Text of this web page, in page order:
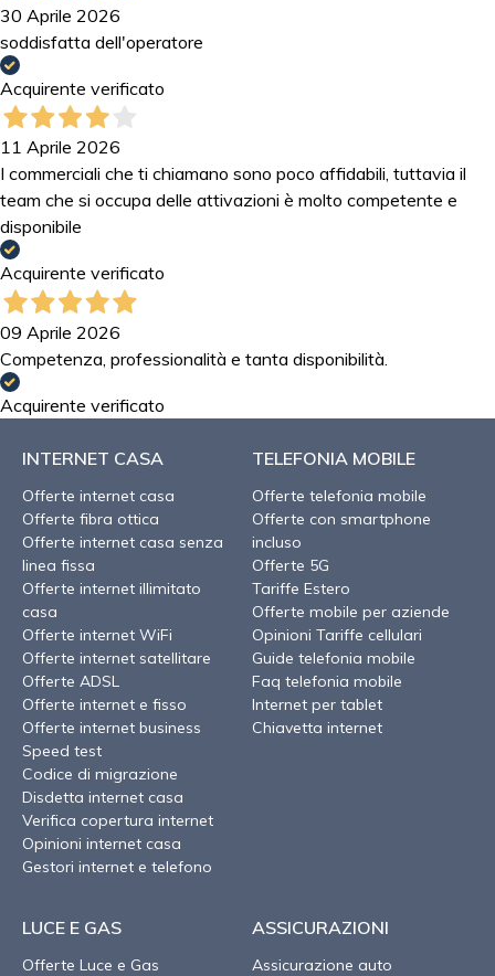
30 Aprile 2026
soddisfatta dell'operatore
Acquirente verificato
11 Aprile 2026
I commerciali che ti chiamano sono poco affidabili, tuttavia il
team che si occupa delle attivazioni è molto competente e
disponibile
Acquirente verificato
09 Aprile 2026
Competenza, professionalità e tanta disponibilità.
Acquirente verificato
INTERNET CASA
Offerte internet casa
Offerte fibra ottica
Offerte internet casa senza
linea fissa
Offerte internet illimitato
casa
Offerte internet WiFi
Offerte internet satellitare
Offerte ADSL
Offerte internet e fisso
Offerte internet business
Speed test
Codice di migrazione
Disdetta internet casa
Verifica copertura internet
Opinioni internet casa
Gestori internet e telefono
TELEFONIA MOBILE
Offerte telefonia mobile
Offerte con smartphone
incluso
Offerte 5G
Tariffe Estero
Offerte mobile per aziende
Opinioni Tariffe cellulari
Guide telefonia mobile
Faq telefonia mobile
Internet per tablet
Chiavetta internet
LUCE E GAS
Offerte Luce e Gas
ASSICURAZIONI
Assicurazione auto